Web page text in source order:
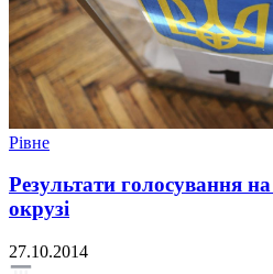
Рівне
Результати голосування
окрузі
27.10.2014